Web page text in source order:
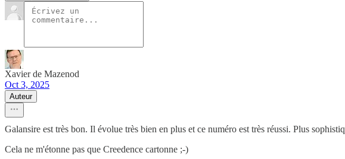
Xavier de Mazenod
Oct 3, 2025
Auteur
Galansire est très bon. Il évolue très bien en plus et ce numéro est très réussi. Plus
Cela ne m'étonne pas que Creedence cartonne ;-)